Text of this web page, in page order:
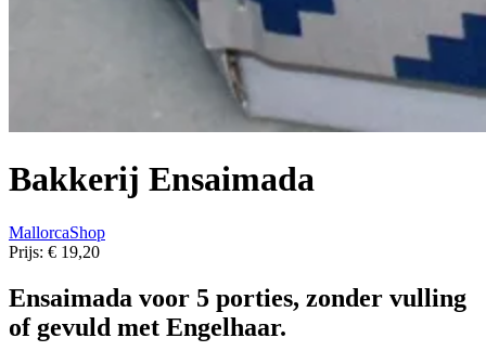
Bakkerij Ensaimada
MallorcaShop
Prijs: € 19,20
Ensaimada voor 5 porties, zonder vulling
of gevuld met Engelhaar.